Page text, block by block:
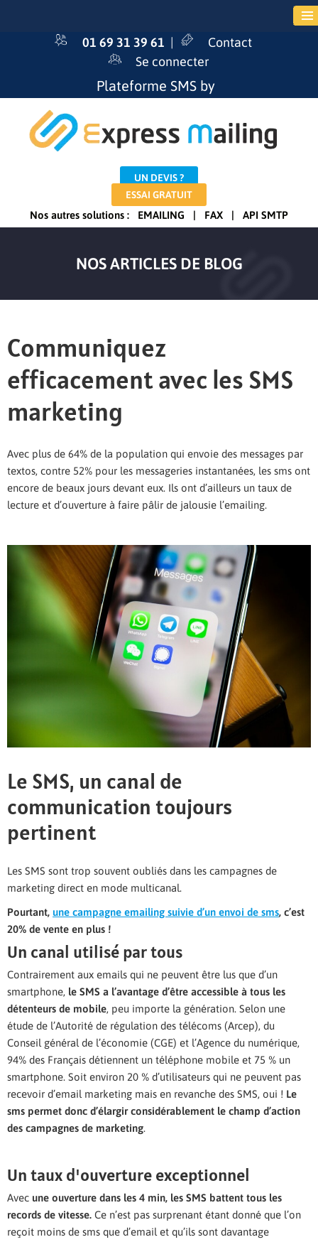
01 69 31 39 61 |
Contact
Se connecter
Plateforme SMS by
UN DEVIS ?
ESSAI GRATUIT
Nos autres solutions : EMAILING | FAX | API SMTP
NOS ARTICLES DE BLOG
Communiquez
efficacement avec les SMS
marketing
Avec plus de 64% de la population qui envoie des messages par
textos, contre 52% pour les messageries instantanées, les sms ont
encore de beaux jours devant eux. Ils ont d’ailleurs un taux de
lecture et d’ouverture à faire pâlir de jalousie l’emailing.
Le SMS, un canal de
communication toujours
pertinent
Les SMS sont trop souvent oubliés dans les campagnes de
marketing direct en mode multicanal.
Pourtant, une campagne emailing suivie d’un envoi de sms, c’est
20% de vente en plus !
Un canal utilisé par tous
Contrairement aux emails qui ne peuvent être lus que d’un
smartphone, le SMS a l’avantage d’être accessible à tous les
détenteurs de mobile, peu importe la génération. Selon une
étude de l’Autorité de régulation des télécoms (Arcep), du
Conseil général de l’économie (CGE) et l’Agence du numérique,
94% des Français détiennent un téléphone mobile et 75 % un
smartphone. Soit environ 20 % d’utilisateurs qui ne peuvent pas
recevoir d’email marketing mais en revanche des SMS, oui ! Le
sms permet donc d’élargir considérablement le champ d’action
des campagnes de marketing.
Un taux d'ouverture exceptionnel
Avec une ouverture dans les 4 min, les SMS battent tous les
records de vitesse. Ce n’est pas surprenant étant donné que l’on
reçoit moins de sms que d’email et qu’ils sont davantage